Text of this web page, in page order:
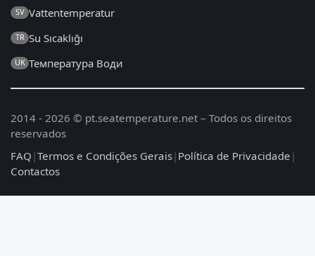
SV Vattentemperatur
TR Su Sıcaklığı
UK Температура Води
2014 - 2026 © pt.seatemperature.net – Todos os direitos
reservados
FAQ |Termos e Condições Gerais| Política de Privacidade |
Contactos